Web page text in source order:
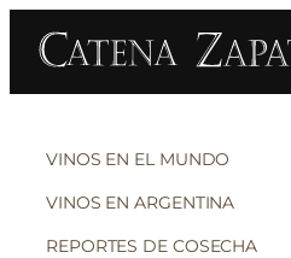
VINOS EN EL MUNDO
VINOS EN ARGENTINA
REPORTES DE COSECHA